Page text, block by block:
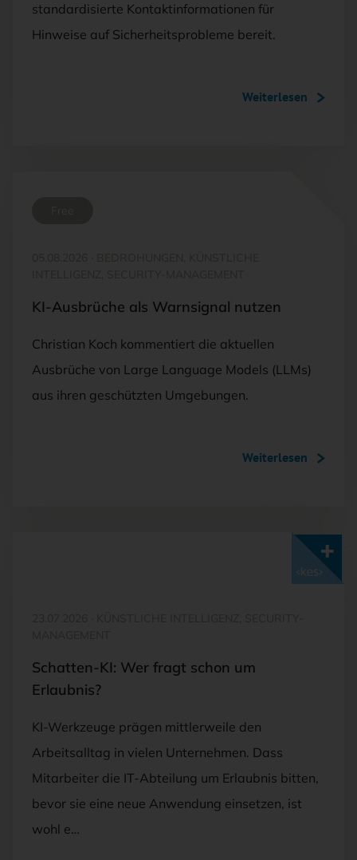
standardisierte Kontaktinformationen für
Hinweise auf Sicherheitsprobleme bereit.
Weiterlesen
KI-Ausbrüche als Warnsignal nutzen
Christian Koch kommentiert die aktuellen
Ausbrüche von Large Language Models (LLMs)
aus ihren geschützten Umgebungen.
Weiterlesen
Schatten-KI: Wer fragt schon um
Erlaubnis?
KI-Werkzeuge prägen mittlerweile den
Arbeitsalltag in vielen Unternehmen. Dass
Mitarbeiter die IT-Abteilung um Erlaubnis bitten,
bevor sie eine neue Anwendung einsetzen, ist
wohl e…